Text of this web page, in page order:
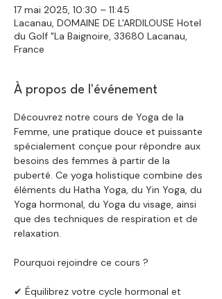
17 mai 2025, 10:30 – 11:45
Lacanau, DOMAINE DE L'ARDILOUSE Hotel
du Golf "La Baignoire, 33680 Lacanau,
France
À propos de l'événement
Découvrez notre cours de Yoga de la
Femme, une pratique douce et puissante
spécialement conçue pour répondre aux
besoins des femmes à partir de la
puberté. Ce yoga holistique combine des
éléments du Hatha Yoga, du Yin Yoga, du
Yoga hormonal, du Yoga du visage, ainsi
que des techniques de respiration et de
relaxation.
Pourquoi rejoindre ce cours ?
✔ Équilibrez votre cycle hormonal et